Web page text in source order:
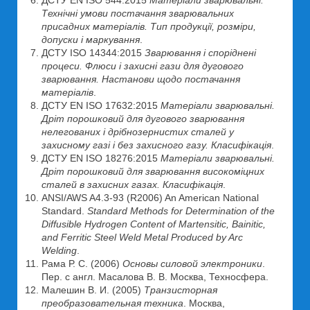
Технічні умови постачання зварювальних
присадних матеріалів. Тип продукції, розміри,
допуски і маркування.
ДСТУ ISO 14344:2015 Зварювання і споріднені
процеси. Флюси і захисні гази для дугового
зварювання. Настанови щодо постачання
матеріалів.
ДСТУ EN ISO 17632:2015 Матеріали зварювальні.
Дріт порошковий для дугового зварювання
нелегованих і дрібнозернистих сталей у
захисному газі і без захисного газу. Класифікація.
ДСТУ EN ISO 18276:2015 Матеріали зварювальні.
Дріт порошковий для зварювання високоміцних
сталей в захисних газах. Класифікація.
ANSI/AWS A4.3-93 (R2006) An American National
Standard. Standard Methods for Determination of the
Diffusible Hydrogen Content of Martensitic, Bainitic,
and Ferritic Steel Weld Metal Produced by Arc
Welding.
Рама Р. С. (2006) Основы силовой электроники.
Пер. с англ. Масалова В. В. Москва, Техносфера.
Малешин В. И. (2005) Транзисторная
преобразовательная техника. Москва,